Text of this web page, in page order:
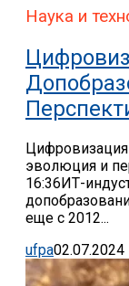
Наука и
эволюция и
16:36ИТ-
еще с 2012...
ufpa02.07.2024